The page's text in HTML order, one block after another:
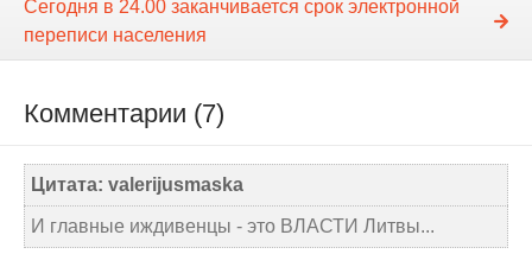
Сегодня в 24.00 заканчивается срок электронной
переписи населения
Комментарии (7)
Цитата: valerijusmaska
И главные иждивенцы - это ВЛАСТИ Литвы...